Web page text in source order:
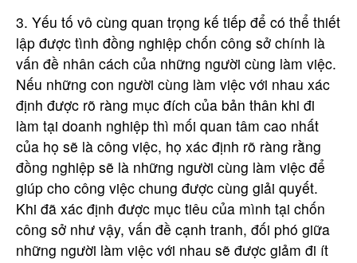
3. Yếu tố vô cùng quan trọng kế tiếp để có thể thiết
lập được tình đồng nghiệp chốn công sở chính là
vấn đề nhân cách của những người cùng làm việc.
Nếu những con người cùng làm việc với nhau xác
định được rõ ràng mục đích của bản thân khi đi
làm tại doanh nghiệp thì mối quan tâm cao nhất
của họ sẽ là công việc, họ xác định rõ ràng rằng
đồng nghiệp sẽ là những người cùng làm việc để
giúp cho công việc chung được cùng giải quyết.
Khi đã xác định được mục tiêu của mình tại chốn
công sở như vậy, vấn đề cạnh tranh, đối phó giữa
những người làm việc với nhau sẽ được giảm đi ít